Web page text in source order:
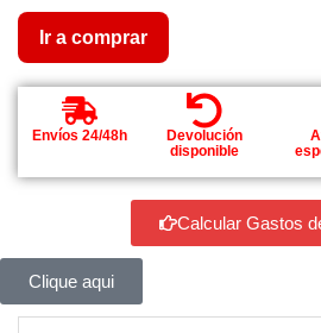
Ir a comprar
Envíos 24/48h
Devolución
disponible
Calcular Gastos
Clique aqui